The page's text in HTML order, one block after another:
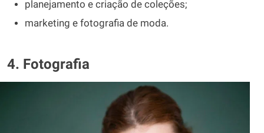
planejamento e criação de coleções;
marketing e fotografia de moda.
4. Fotografia